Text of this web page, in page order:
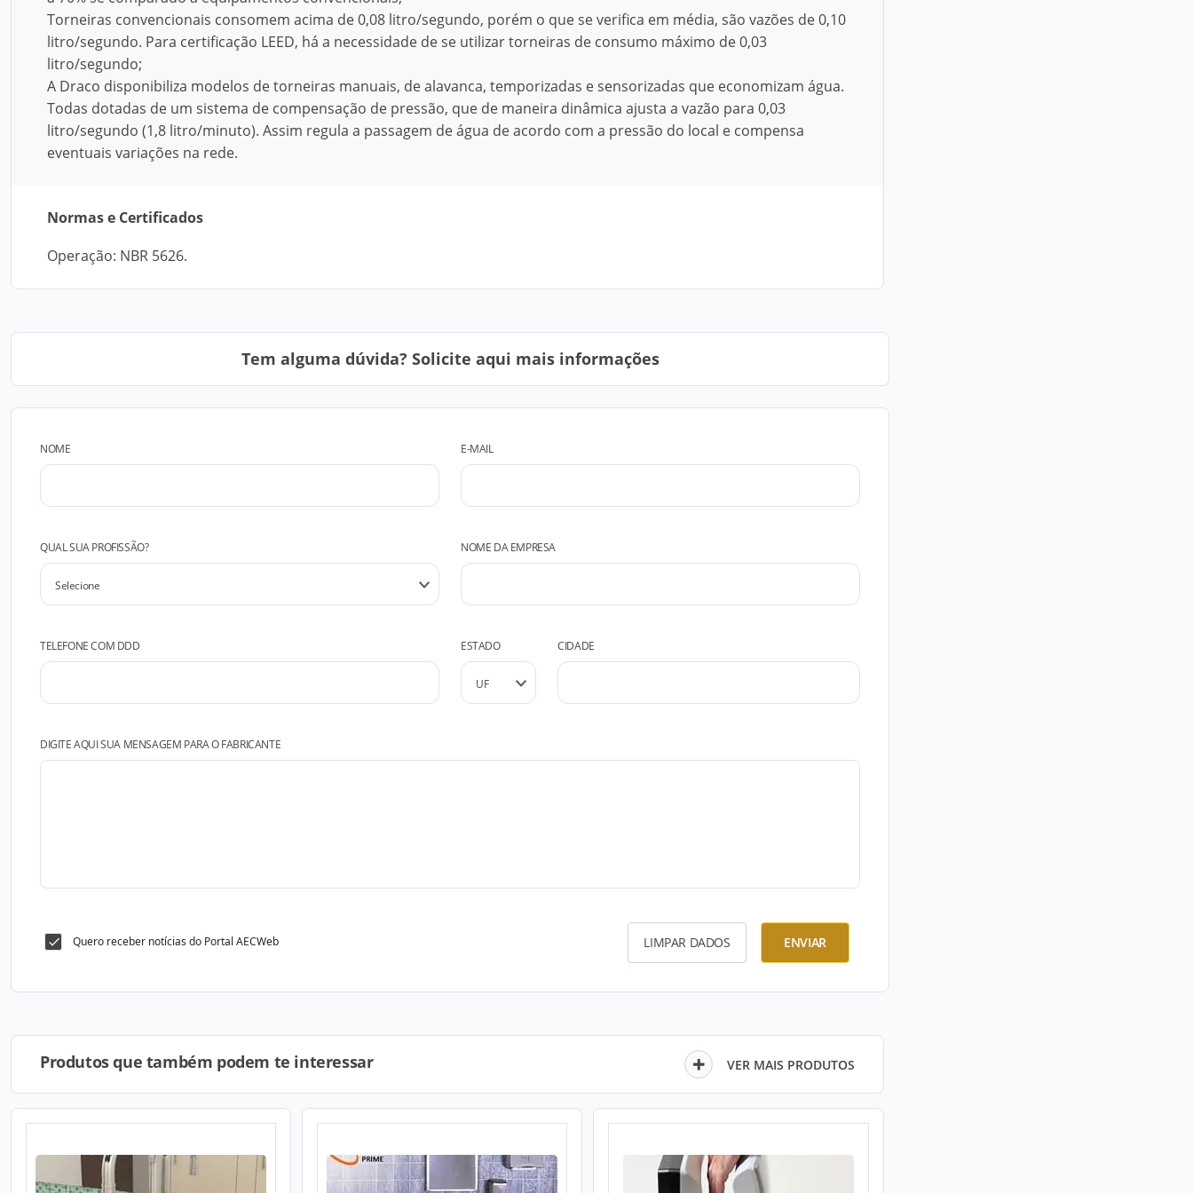
Torneiras convencionais consomem acima de 0,08 litro/segundo, porém o que se verifica em média, são vazões de 0,10
litro/segundo. Para certificação LEED, há a necessidade de se utilizar torneiras de consumo máximo de 0,03
litro/segundo;
A Draco disponibiliza modelos de torneiras manuais, de alavanca, temporizadas e sensorizadas que economizam água.
Todas dotadas de um sistema de compensação de pressão, que de maneira dinâmica ajusta a vazão para 0,03
litro/segundo (1,8 litro/minuto). Assim regula a passagem de água de acordo com a pressão do local e compensa
eventuais variações na rede.
Normas e Certificados
Operação: NBR 5626.
Tem alguma dúvida? Solicite aqui mais informações
NOME E-MAIL
QUAL SUA PROFISSÃO? NOME DA EMPRESA
TELEFONE COM DDD ESTADO CIDADE
DIGITE AQUI SUA MENSAGEM PARA O FABRICANTE
Quero receber notícias do Portal AECWeb LIMPAR DADOS ENVIAR
Produtos que também podem te interessar VER MAIS PRODUTOS